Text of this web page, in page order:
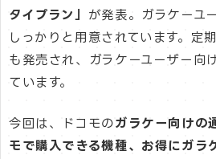
タイプラン」 が発表。ガラケーユ
しっかりと用意されています。定
も発売され、ガラケーユーザー向
ています。
今回は、ドコモのガラケー向けの
モで購入できる機種、お得にガラ